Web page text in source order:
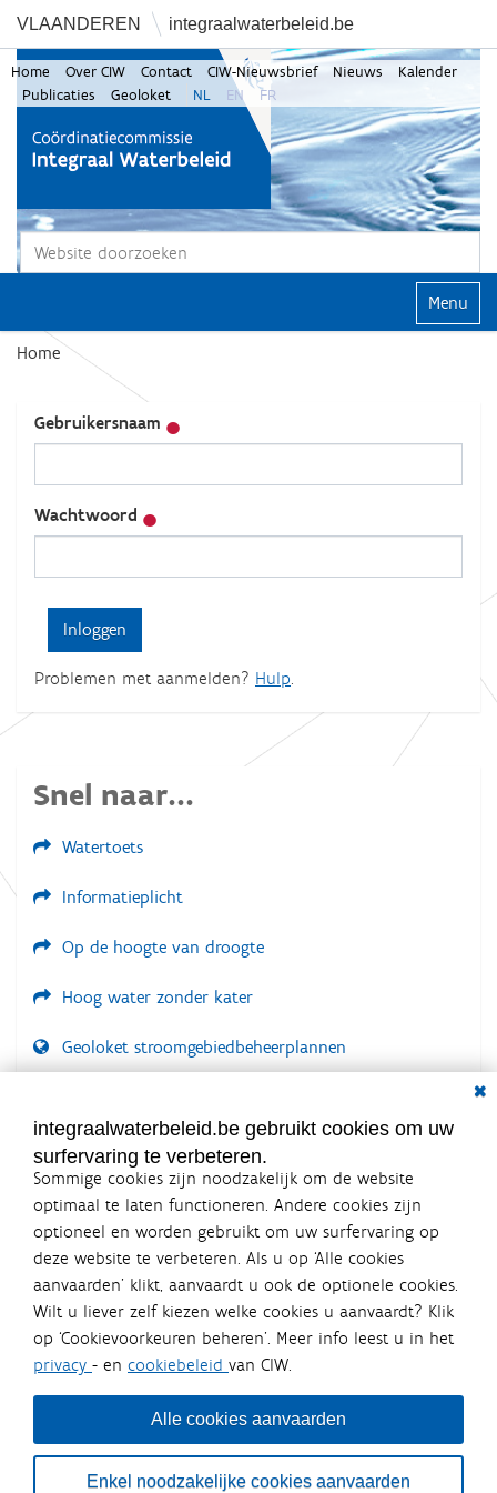
VLAANDEREN integraalwaterbeleid.be
Zoek
Home Over CIW Contact CIW-Nieuwsbrief Nieuws
Kalender
Publicaties
Geoloket NL EN FR
Klap
Home
Gebruikersnaam
Wachtwoord
Problemen met aanmelden? Hulp
Snel naar...
Watertoets
Informatieplicht
Op de hoogte van droogte
Hoog water zonder kater
Geoloket stroomgebiedbeheerplannen
LOGIN VEREIST
integraalwaterbeleid.be gebruikt cookies om uw
surfervaring te verbeteren.
Sommige cookies zijn noodzakelijk om de website
optimaal te laten functioneren. Andere cookies zijn
optioneel en worden gebruikt om uw surfervaring op
deze website te verbeteren. Als u op ‘Alle cookies
aanvaarden’ klikt, aanvaardt u ook de optionele cookies.
Wilt u liever zelf kiezen welke cookies u aanvaardt? Klik
op ‘Cookievoorkeuren beheren’. Meer info leest u in het
privacy - en cookiebeleid van CIW.
Alle cookies aanvaarden
Enkel noodzakelijke cookies aanvaarden
Integraalwaterbeleid.be is een
officiële website van de Vlaamse
overheid
uitgegeven door Coördinatiecommissie Integraal
Waterbeleid
De Coördinatiecommissie Integraal Waterbeleid (CIW) is een
bestuursniveaus die bij het waterbeleid betrokken zijn. Ook
waterbedrijven nemen deel aan het overleg. Deze
samenwerking zorgt voor een gecoördineerde en
geïntegreerde aanpak van het waterbeleid en waterbeheer
in Vlaanderen.